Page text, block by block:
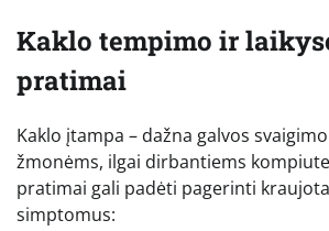
Kaklo tempimo ir
pratimai
Kaklo įtampa – dažna galvos
žmonėms, ilgai dirbantiems
pratimai gali padėti pagerinti
simptomus: